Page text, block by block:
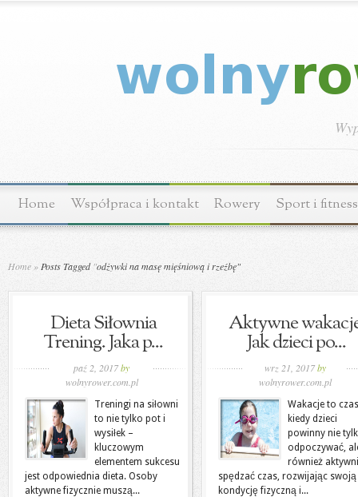
Home Współpraca i kontakt Rowery Sport i fitness
Home » Posts Tagged"odżywki na masę mięśniową i rzeźbę"
Dieta Siłownia
Trening. Jaka p...
paź 2, 2017by
wolnyrower.com.pl
Treningi na siłowni
to nie tylko pot i
wysiłek –
kluczowym
elementem sukcesu
jest odpowiednia dieta. Osoby
aktywne fizycznie muszą...
Aktywne
Jak dzieci po...
wrz 21, 2017by
wolnyrower.com.pl
Wakacje to
kiedy dzieci
powinny nie
odpoczywać,
również
spędzać czas, rozwijając swoją
kondycję fizyczną i...